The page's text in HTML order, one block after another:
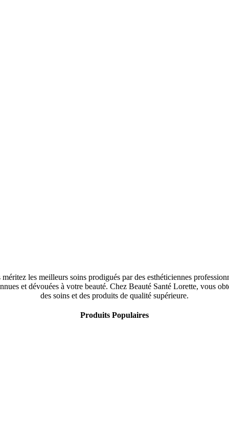
méritez les meilleurs soins prodigués par des esthéticiennes
et dévouées à votre beauté. Chez Beauté Santé Lorette, vous
des soins et des produits de qualité supérieure.
Produits Populaires